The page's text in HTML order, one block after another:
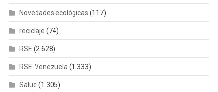
Novedades ecológicas (117)
reciclaje (74)
RSE (2.628)
RSE-Venezuela (1.333)
Salud (1.305)